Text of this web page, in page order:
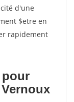
d'une
$etre en
rapidement
pour